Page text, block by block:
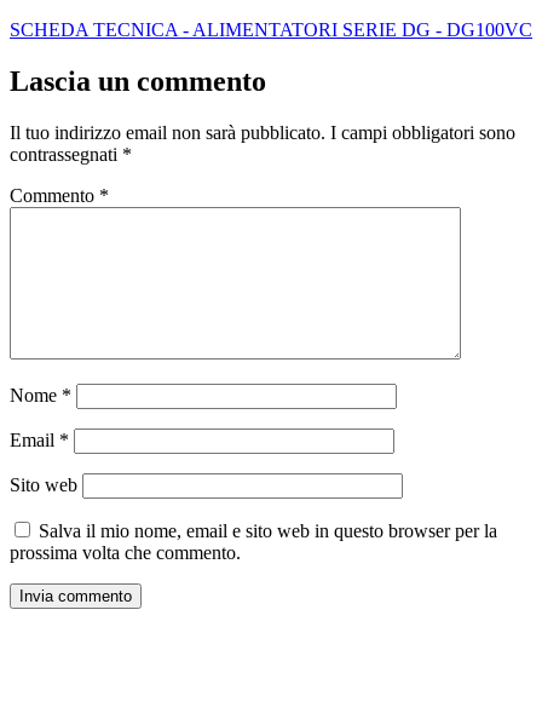
SCHEDA TECNICA - ALIMENTATORI SERIE DG - DG100VC
Lascia un commento
Il tuo indirizzo email non sarà pubblicato. I campi obbligatori sono
contrassegnati *
Commento *
Nome *
Email *
Sito web
Salva il mio nome, email e sito web in questo browser per la
prossima volta che commento.